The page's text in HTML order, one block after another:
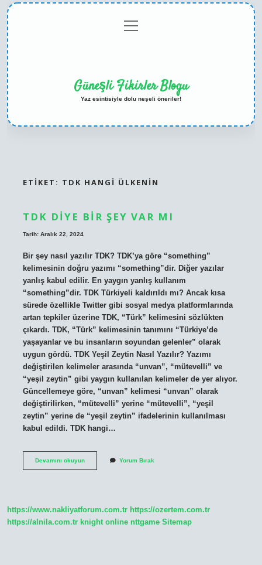
menüyü
aç
Güneşli Fikirler Blogu
Yaz esintisiyle dolu neşeli öneriler!
ETIKET: TDK HANGI ÜLKENIN
TDK DIYE BIR ŞEY VAR MI
Tarih: Aralık 22, 2024
Bir şey nasıl yazılır TDK? TDK’ya göre “something”
kelimesinin doğru yazımı “something”dir. Diğer yazılar
yanlış kabul edilir. En yaygın yanlış kullanım
“something”dir. TDK Türkiyeli kaldırıldı mı? Ancak kısa
sürede özellikle Twitter gibi sosyal medya platformlarında
artan tepkiler üzerine TDK, “Türk” kelimesini sözlükten
çıkardı. TDK, “Türk” kelimesinin tanımını “Türkiye’de
yaşayanlar ve bu insanların soyundan gelenler” olarak
uygun gördü. TDK Yeşil Zeytin Nasıl Yazılır? Yazımı
değiştirilen kelimeler arasında “unvan”, “mütevelli” ve
“yeşil zeytin” gibi yaygın kullanılan kelimeler de yer alıyor.
Güncellemeye göre, “unvan” kelimesi “unvan” olarak
değiştirilirken, “mütevelli” yerine “mütevelli”, “yeşil
zeytin” yerine de “yeşil zeytin” ifadelerinin kullanılması
kabul edildi. TDK hangi…
Devamını okuyunTdk
Yorum Bırak
https://www.nakliyatforum.com.tr https://ozertem.com.tr
https://alnila.com.tr knight online nttgame Sitemap